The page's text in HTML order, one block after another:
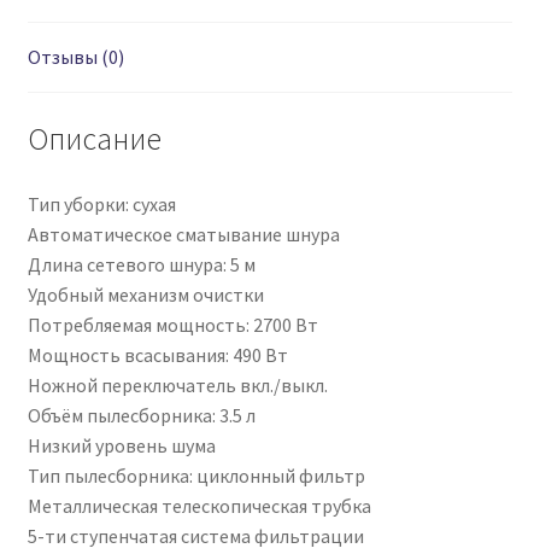
Отзывы (0)
Описание
Тип уборки: сухая
Автоматическое сматывание шнура
Длина сетевого шнура: 5 м
Удобный механизм очистки
Потребляемая мощность: 2700 Вт
Мощность всасывания: 490 Вт
Ножной переключатель вкл./выкл.
Объём пылесборника: 3.5 л
Низкий уровень шума
Тип пылесборника: циклонный фильтр
Металлическая телескопическая трубка
5-ти ступенчатая система фильтрации